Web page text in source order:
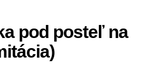
pod posteľ na